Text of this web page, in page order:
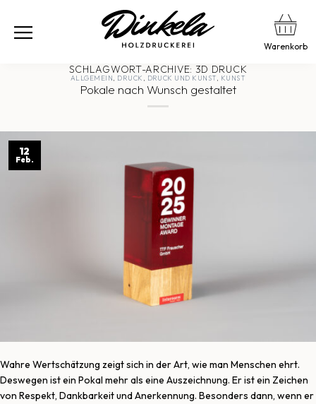
Warenkorb
SCHLAGWORT-ARCHIVE: 3D DRUCK
ALLGEMEIN, DRUCK , DRUCK UND KUNST, KUNST
Pokale nach Wunsch gestaltet
12
Feb.
Wahre Wertschätzung zeigt sich in der Art, wie man Menschen ehrt.
Deswegen ist ein Pokal mehr als eine Auszeichnung. Er ist ein Zeichen
von Respekt, Dankbarkeit und Anerkennung. Besonders dann, wenn er